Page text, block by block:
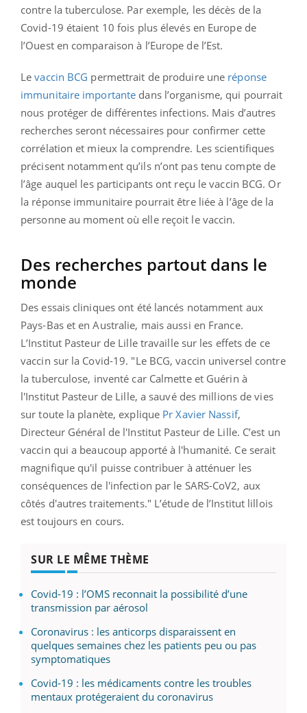
contre la tuberculose. Par exemple, les décès de la
Covid-19 étaient 10 fois plus élevés en Europe de
l’Ouest en comparaison à l’Europe de l’Est.
Levaccin BCG permettrait de produire une réponse
immunitaire importante dans l’organisme, qui pourrait
nous protéger de différentes infections. Mais d’autres
recherches seront nécessaires pour confirmer cette
corrélation et mieux la comprendre. Les scientifiques
précisent notamment qu’ils n’ont pas tenu compte de
l’âge auquel les participants ont reçu le vaccin BCG. Or
la réponse immunitaire pourrait être liée à l’âge de la
personne au moment où elle reçoit le vaccin.
Des recherches partout dans le
monde
Des essais cliniques ont été lancés notamment aux
Pays-Bas et en Australie, mais aussi en France.
L’Institut Pasteur de Lille travaille sur les effets de ce
vaccin sur la Covid-19. "Le BCG, vaccin universel contre
latuberculose, inventé car Calmette et Guérin à
l'Institut Pasteur de Lille, a sauvé des millions de vies
sur toute la planète, explique Pr Xavier Nassif,
Directeur Général de l'Institut Pasteur de Lille. C’est un
vaccin qui a beaucoup apporté à l'humanité. Ce serait
magnifique qu'il puisse contribuer à atténuer les
conséquences de l'infection par le SARS-CoV2, aux
côtés d'autres traitements." L’étude de l’Institut lillois
est toujours en cours.
SUR LE MÊME THÈME
Covid-19 : l’OMS reconnait la possibilité d’une
transmission par aérosol
Coronavirus : les anticorps disparaissent en
quelques semaines chez les patients peu ou pas
symptomatiques
Covid-19 : les médicaments contre les troubles
mentaux protégeraient du coronavirus